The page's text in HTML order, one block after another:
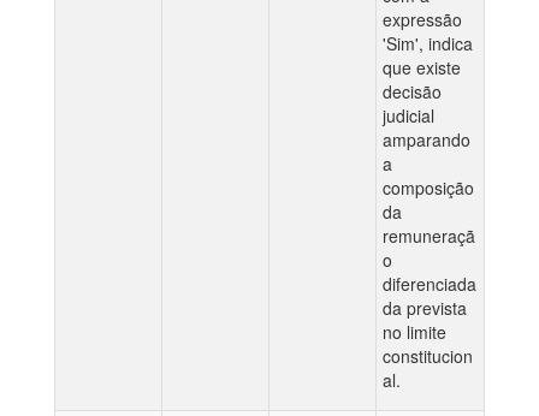
expressão
'Sim', indica
que existe
decisão
judicial
amparando
a
composição
da
remuneraçã
o
diferenciada
da prevista
no limite
constitucion
al.